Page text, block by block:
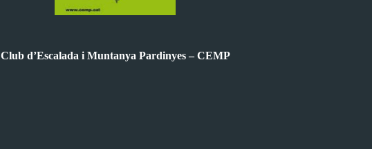
Club d’Escalada i Muntanya Pardinyes – CEMP